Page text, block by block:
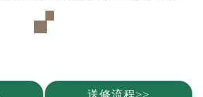
送修流程>>